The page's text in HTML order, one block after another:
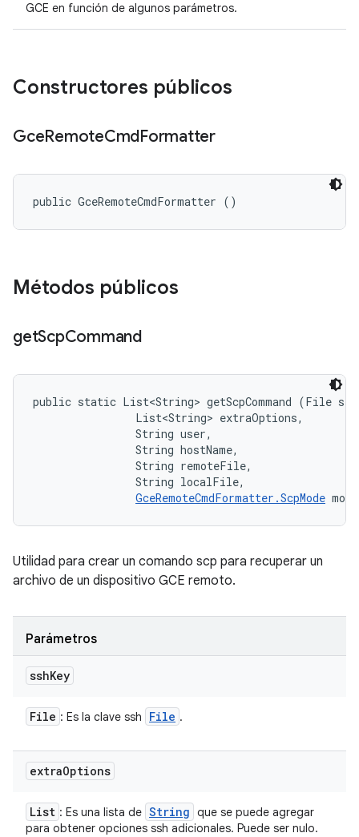
GCE en función de algunos parámetros.
Constructores públicos
GceRemoteCmdFormatter
public GceRemoteCmdFormatter ()
Métodos públicos
getScpCommand
public static List<String> getScpCommand (File
                List<String> extraOptions,
                String user,
                String hostName,
                String remoteFile,
                String localFile,
GceRemoteCmdFormatter.ScpMode
Utilidad para crear un comando scp para recuperar un
archivo de un dispositivo GCE remoto.
Parámetros
sshKey
File : Es la clave ssh File .
extraOptions
List : Es una lista de String que se puede agregar
para obtener opciones ssh adicionales. Puede ser nulo.